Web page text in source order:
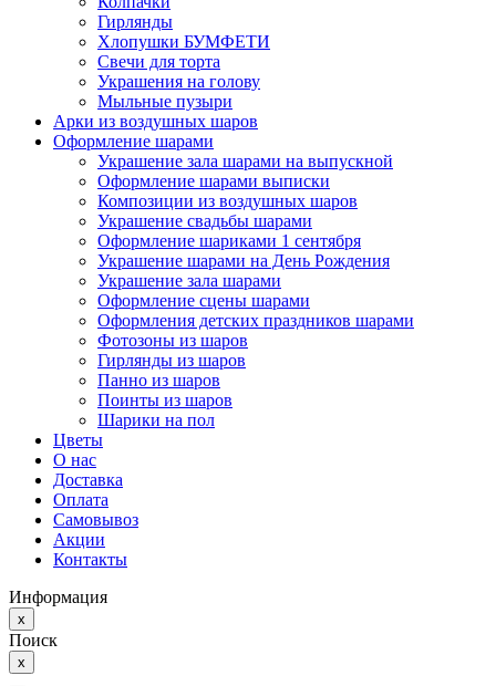
Гирлянды
Хлопушки БУМФЕТИ
Свечи для торта
Украшения на голову
Мыльные пузыри
Арки из воздушных шаров
Оформление шарами
Украшение зала шарами на выпускной
Оформление шарами выписки
Композиции из воздушных шаров
Украшение свадьбы шарами
Оформление шариками 1 сентября
Украшение шарами на День Рождения
Украшение зала шарами
Оформление сцены шарами
Оформления детских праздников шарами
Фотозоны из шаров
Гирлянды из шаров
Панно из шаров
Поинты из шаров
Шарики на пол
Цветы
О нас
Доставка
Оплата
Самовывоз
Акции
Контакты
Информация
x
Поиск
x